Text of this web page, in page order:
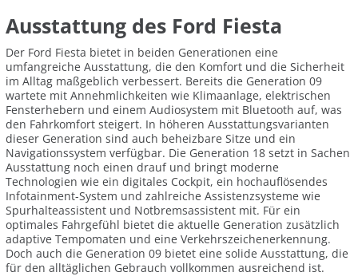
Ausstattung des Ford Fiesta
Der Ford Fiesta bietet in beiden Generationen eine
umfangreiche Ausstattung, die den Komfort und die Sicherheit
im Alltag maßgeblich verbessert. Bereits die Generation 09
wartete mit Annehmlichkeiten wie Klimaanlage, elektrischen
Fensterhebern und einem Audiosystem mit Bluetooth auf, was
den Fahrkomfort steigert. In höheren Ausstattungsvarianten
dieser Generation sind auch beheizbare Sitze und ein
Navigationssystem verfügbar. Die Generation 18 setzt in Sachen
Ausstattung noch einen drauf und bringt moderne
Technologien wie ein digitales Cockpit, ein hochauflösendes
Infotainment-System und zahlreiche Assistenzsysteme wie
Spurhalteassistent und Notbremsassistent mit. Für ein
optimales Fahrgefühl bietet die aktuelle Generation zusätzlich
adaptive Tempomaten und eine Verkehrszeichenerkennung.
Doch auch die Generation 09 bietet eine solide Ausstattung, die
für den alltäglichen Gebrauch vollkommen ausreichend ist.